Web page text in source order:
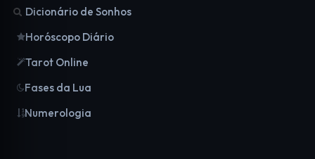
Dicionário de Sonhos
Horóscopo Diário
Tarot Online
Fases da Lua
Numerologia